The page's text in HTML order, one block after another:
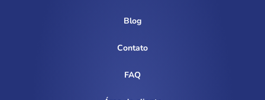
Blog
Contato
FAQ